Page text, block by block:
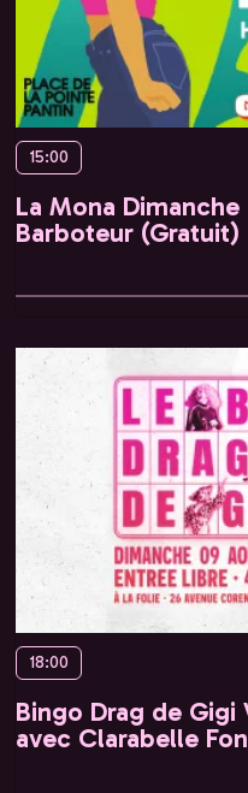
15:00
La Mona
Barboteur (Gratuit)
18:00
Bingo Drag de Gigi
avec Clarabelle